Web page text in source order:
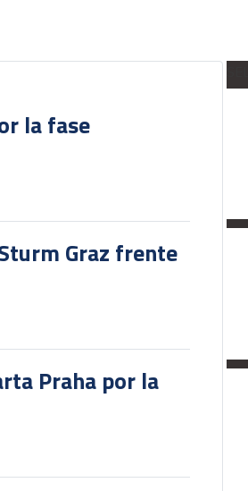
la fase
Graz frente
Praha por la